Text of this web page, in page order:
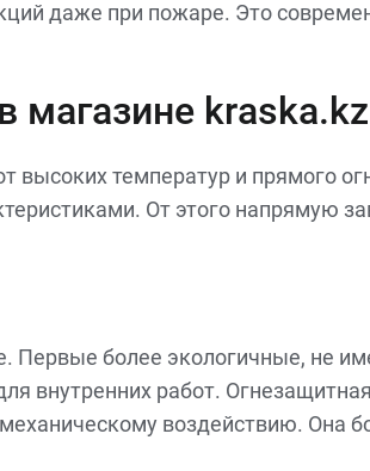
даже при пожаре. Это
магазине kraska.kz
температур и прямого
От этого напрямую
Первые более экологичные, не
внутренних работ.
воздействию. Она